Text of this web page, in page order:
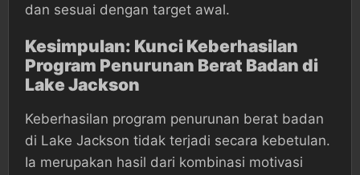
dan sesuai dengan target awal.
Kesimpulan: Kunci Keberhasilan
Program Penurunan Berat Badan di
Lake Jackson
Keberhasilan program penurunan berat badan
di Lake Jackson tidak terjadi secara kebetulan.
Ia merupakan hasil dari kombinasi motivasi